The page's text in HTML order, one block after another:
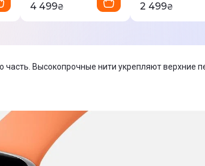
4 499₴ 2 499₴
Высокопрочные нити укрепляют верхние